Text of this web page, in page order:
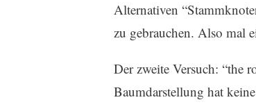
Alternativen
zu gebrauchen. Also mal
Der zweite Versuch: “the
Baumdarstellung hat